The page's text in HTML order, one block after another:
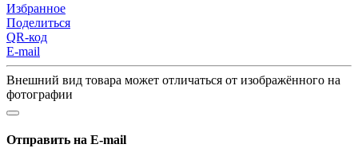
Избранное
Поделиться
QR-код
E-mail
Внешний вид товара может отличаться от изображённого на
фотографии
Отправить на E-mail